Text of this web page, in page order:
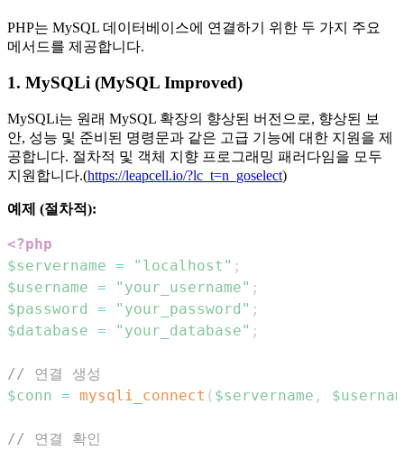
PHP는 MySQL 데이터베이스에 연결하기 위한 두 가지 주요
메서드를 제공합니다.
1. MySQLi (MySQL Improved)
MySQLi는 원래 MySQL 확장의 향상된 버전으로, 향상된 보
안, 성능 및 준비된 명령문과 같은 고급 기능에 대한 지원을 제
공합니다. 절차적 및 객체 지향 프로그래밍 패러다임을 모두
지원합니다.(https://leapcell.io/?lc_t=n_goselect)
예제 (절차적):
<?php
$servername = "localhost" ;
$username = "your_username" ;
$password
= "your_password" ;
$database = "your_database" ;
// 연결 생성
$conn = mysqli_connect ( $servername ,
// 연결 확인